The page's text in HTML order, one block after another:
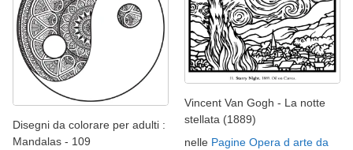
Disegni da colorare per adulti :
Mandalas - 109
Vincent Van Gogh - La notte
stellata (1889)
nelle Pagine Opera d arte da